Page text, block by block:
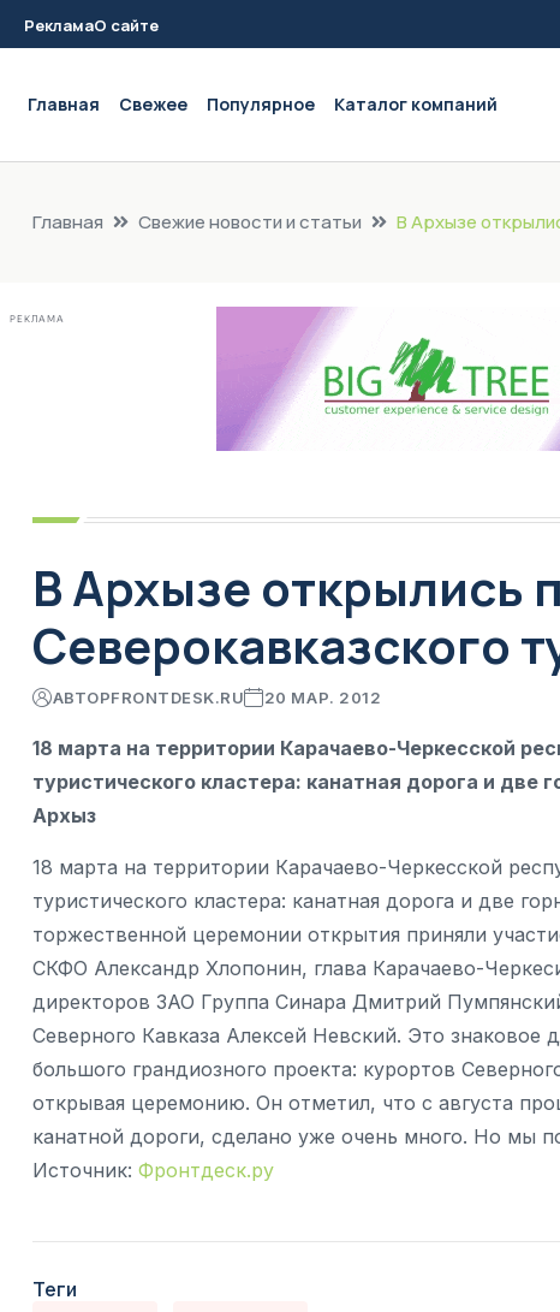
РекламаО сайте
Главная Свежее Популярное Каталог компаний
Главная Свежие новости и статьи В Архызе
РЕКЛАМА
В Архызе открылись
Северокавказского
АВТОРFRONTDESK.RU 20 МАР. 2012
18 марта на территории Карачаево-Черкесской
туристического кластера: канатная дорога и две
Архыз
18 марта на территории Карачаево-Черкесской
туристического кластера: канатная дорога и две
торжественной церемонии открытия приняли
СКФО Александр Хлопонин, глава Карачаево-
директоров ЗАО Группа Синара Дмитрий
Северного Кавказа Алексей Невский. Это
большого грандиозного проекта: курортов
открывая церемонию. Он отметил, что с августа
канатной дороги, сделано уже очень много. Но мы
Источник: Фронтдеск.ру
Теги